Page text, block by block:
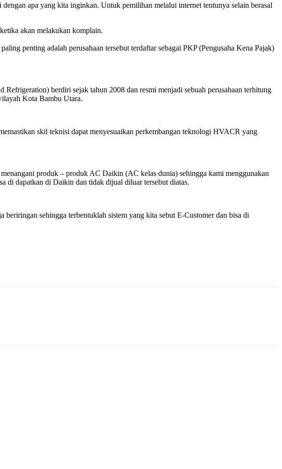
apa yang kita inginkan. Untuk pemilihan melalui internet tentunya selain berasal
akan melakukan komplain.
penting adalah perusahaan tersebut terdaftar sebagai PKP (Pengusaha Kena Pajak)
berdiri sejak tahun 2008 dan resmi menjadi sebuah perusahaan terhitung
Kota Bambu Utara.
skil teknisi dapat menyesuaikan perkembangan teknologi HVACR yang
produk – produk AC Daikin (AC kelas dunia) sehingga kami menggunakan
di dapatkan di Daikin dan tidak dijual diluar tersebut diatas.
sehingga terbentuklah sistem yang kita sebut E-Customer dan bisa di